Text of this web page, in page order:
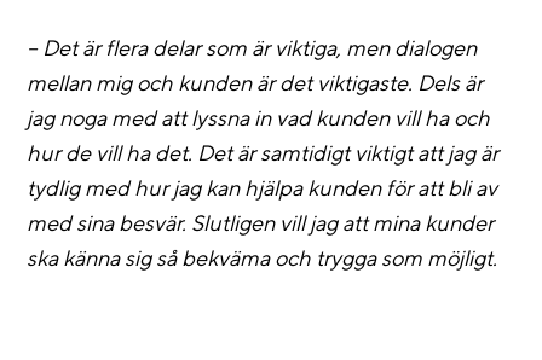
– Det är flera delar som är viktiga, men dialogen
mellan mig och kunden är det viktigaste. Dels är
jag noga med att lyssna in vad kunden vill ha och
hur de vill ha det. Det är samtidigt viktigt att jag är
tydlig med hur jag kan hjälpa kunden för att bli av
med sina besvär. Slutligen vill jag att mina kunder
ska känna sig så bekväma och trygga som möjligt.